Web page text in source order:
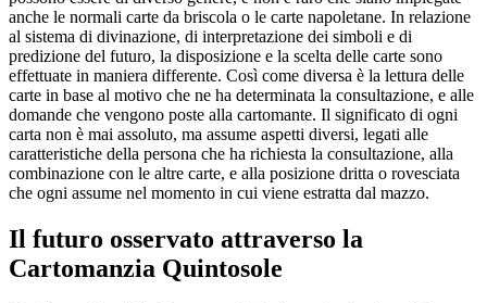
anche le normali carte da briscola o le carte napoletane. In relazione
al sistema di divinazione, di interpretazione dei simboli e di
predizione del futuro, la disposizione e la scelta delle carte sono
effettuate in maniera differente. Così come diversa è la lettura delle
carte in base al motivo che ne ha determinata la consultazione, e alle
domande che vengono poste alla cartomante. Il significato di ogni
carta non è mai assoluto, ma assume aspetti diversi, legati alle
caratteristiche della persona che ha richiesta la consultazione, alla
combinazione con le altre carte, e alla posizione dritta o rovesciata
che ogni assume nel momento in cui viene estratta dal mazzo.
Il futuro osservato attraverso la
Cartomanzia Quintosole